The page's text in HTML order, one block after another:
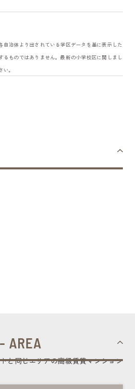
治体より出されている学区データを基に表示した
るものではありません。最新の小学校区に関しまし
。
AREA
と同じエリアの高級賃貸マンション